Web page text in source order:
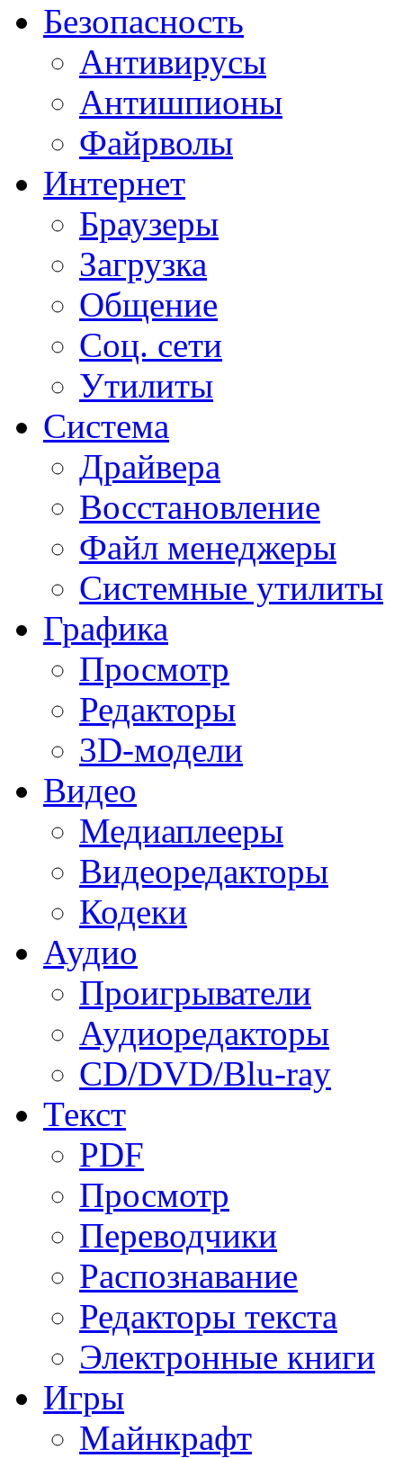
Безопасность
Антивирусы
Антишпионы
Файрволы
Интернет
Браузеры
Загрузка
Общение
Соц. сети
Утилиты
Система
Драйвера
Восстановление
Файл менеджеры
Системные утилиты
Графика
Просмотр
Редакторы
3D-модели
Видео
Медиаплееры
Видеоредакторы
Кодеки
Аудио
Проигрыватели
Аудиоредакторы
CD/DVD/Blu-ray
Текст
PDF
Просмотр
Переводчики
Распознавание
Редакторы текста
Электронные книги
Игры
Майнкрафт